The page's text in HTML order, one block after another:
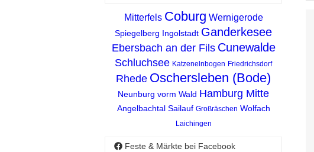
Mitterfels Coburg Wernigerode
Spiegelberg Ingolstadt Ganderkesee
Ebersbach an der Fils Cunewalde
Schluchsee Katzenelnbogen Friedrichsdorf
Rhede Oschersleben (Bode)
Neunburg vorm Wald Hamburg Mitte
Angelbachtal Sailauf Großräschen Wolfach
Laichingen
Feste & Märkte bei Facebook